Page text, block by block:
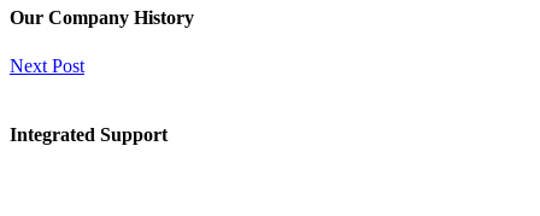
Our Company History
Next Post
Integrated Support